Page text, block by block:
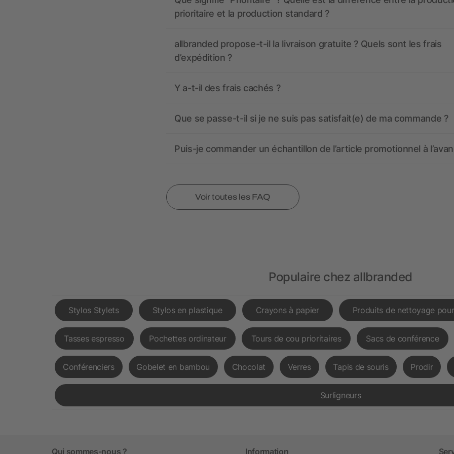
prioritaire et la production standard ?
allbranded propose-t-il la livraison gratuite ? Quels sont les frais
d’expédition ?
Y a-t-il des frais cachés ?
Que se passe-t-il si je ne suis pas satisfait(e) de ma commande ?
Puis-je commander un échantillon de l’article promotionnel à
Voir toutes les FAQ
Populaire chez allbranded
Stylos Stylets Stylos en plastique Crayons à papier Produits de nettoyage
Tasses espresso Pochettes ordinateur Tours de cou prioritaires Sacs de conférence
Conférenciers Gobelet en bambou Chocolat Verres Tapis de souris Prodir
Surligneurs
Qui sommes-nous ? Information